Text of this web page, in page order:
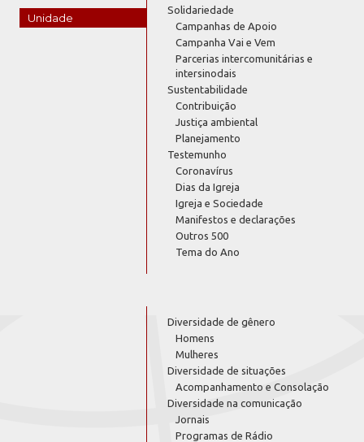
Unidade
Solidariedade
Campanhas de Apoio
Campanha Vai e Vem
Parcerias intercomunitárias e
intersinodais
Sustentabilidade
Contribuição
Justiça ambiental
Planejamento
Testemunho
Coronavírus
Dias da Igreja
Igreja e Sociedade
Manifestos e declarações
Outros 500
Tema do Ano
Diversidade de gênero
Homens
Mulheres
Diversidade de situações
Acompanhamento e Consolação
Diversidade na comunicação
Jornais
Programas de Rádio